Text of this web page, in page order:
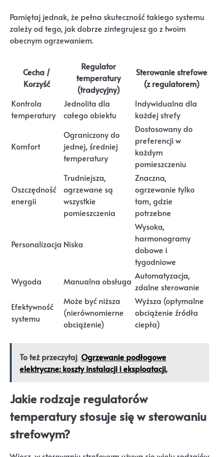
Pamiętaj jednak, że pełna skuteczność takiego systemu
zależy od tego, jak dobrze zintegrujesz go z twoim
obecnym ogrzewaniem.
Cecha /
Korzyść
Regulator
temperatury
(tradycyjny)
Sterowanie strefowe
(z regulatorem)
Kontrola
temperatury
Jednolita dla
całego obiektu
Indywidualna dla
każdej strefy
Komfort
Ograniczony do
jednej, średniej
temperatury
Dostosowany do
preferencji w
każdym
pomieszczeniu
Oszczędność
energii
Trudniejsza,
ogrzewane są
wszystkie
pomieszczenia
Znaczna,
ogrzewanie tylko
tam, gdzie
potrzebne
Personalizacja Niska
Wysoka,
harmonogramy
dobowe i
tygodniowe
Wygoda
Manualna obsługa
Automatyzacja,
zdalne sterowanie
Efektywność
systemu
Może być niższa
(nierównomierne
obciążenie)
Wyższa (optymalne
obciążenie źródła
ciepła)
To też przeczytaj Ogrzewanie podłogowe
elektryczne: koszty instalacji i eksploatacji.
Jakie rodzaje regulatorów
temperatury stosuje się w sterowaniu
strefowym?